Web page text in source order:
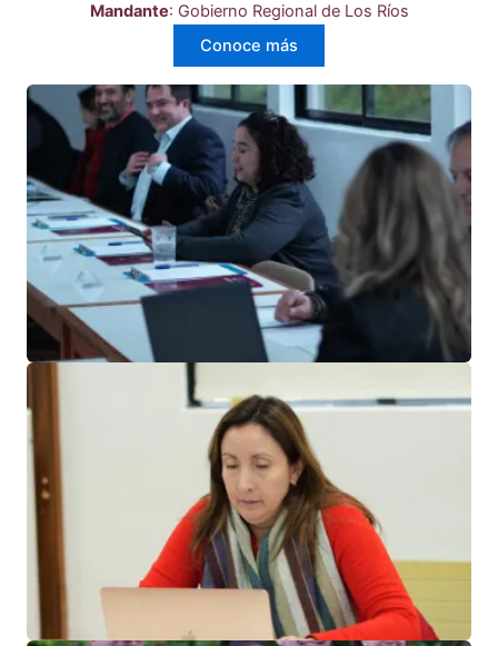
Mandante: Gobierno Regional de Los Ríos
Conoce más